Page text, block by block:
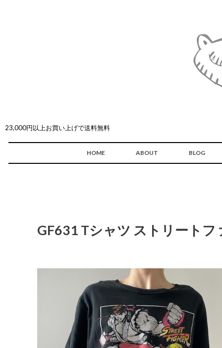
23,000円以上お買い上げで送料無料
HOME ABOUT BLOG
GF631 Tシャツ ストリート